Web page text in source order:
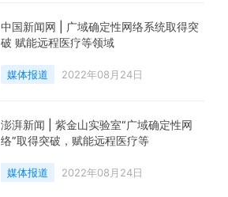
中国新闻网 | 广域确定性网络系统取得突
破 赋能远程医疗等领域
媒体报道 2022年08月24日
澎湃新闻 | 紫金山实验室“广域确定性网
络”取得突破，赋能远程医疗等
媒体报道 2022年08月24日